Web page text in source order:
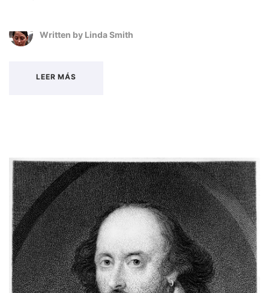
Written by Linda Smith
LEER MÁS